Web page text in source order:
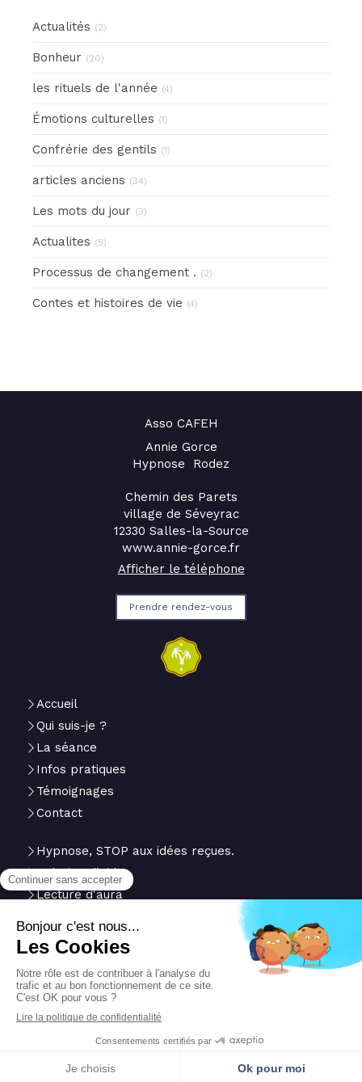
Actualités (2)
Bonheur (20)
les rituels de l'année (4)
Émotions culturelles (1)
Confrérie des gentils (1)
articles anciens (34)
Les mots du jour (3)
Actualites (5)
Processus de changement . (2)
Contes et histoires de vie (4)
Asso CAFEH
Annie Gorce
Hypnose Rodez
Chemin des Parets
village de Séveyrac
12330 Salles-la-Source
www.annie-gorce.fr
Afficher le téléphone
Prendre rendez-vous
Accueil
Qui suis-je ?
La séance
Infos pratiques
Témoignages
Contact
Hypnose, STOP aux idées reçues.
Relation d'aide
Lecture d'aura
DuLundiau Vendredi
Plan du site
Mentions légales
Création et référencement du site par Simplébo
Site partenaire deAnnuaire Thérapeutes